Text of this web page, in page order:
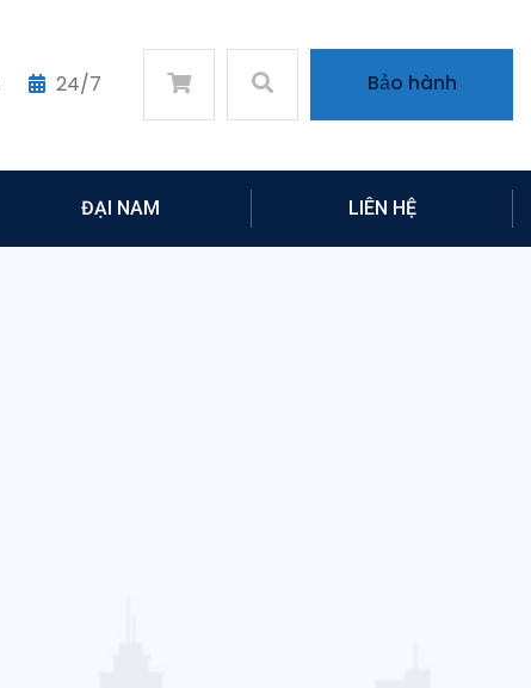
24/7 Bảo hành
ĐẠI NAM LIÊN HỆ